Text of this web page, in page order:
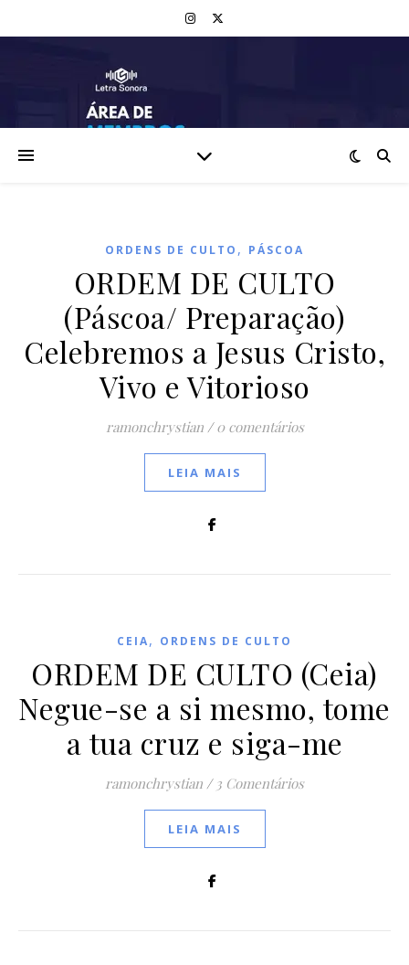
ORDENS DE CULTO , PÁSCOA
ORDEM DE CULTO
(Páscoa/ Preparação)
Celebremos a Jesus Cristo,
Vivo e Vitorioso
ramonchrystian / 0 comentários
LEIA MAIS
CEIA, ORDENS DE CULTO
ORDEM DE CULTO (Ceia)
Negue-se a si mesmo, tome
a tua cruz e siga-me
ramonchrystian / 3 Comentários
LEIA MAIS